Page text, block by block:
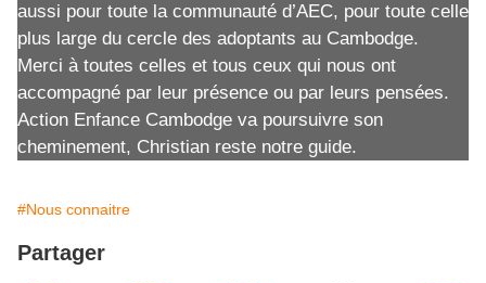
aussi pour toute la communauté d’AEC, pour toute celle
plus large du cercle des adoptants au Cambodge.
Merci à toutes celles et tous ceux qui nous ont
accompagné par leur présence ou par leurs pensées.
Action Enfance Cambodge va poursuivre son
cheminement, Christian reste notre guide.
#Nous connaitre
Partager